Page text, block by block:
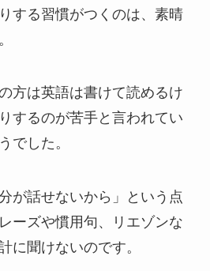
する習慣がつくのは、素晴
方は英語は書けて読めるけ
するのが苦手と言われてい
でした。
が話せないから」という点
ーズや慣用句、リエゾンな
に聞けないのです。